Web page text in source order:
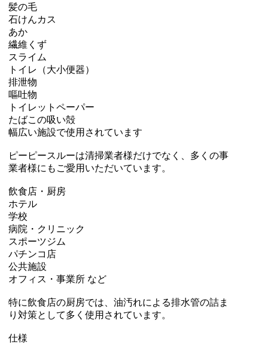
髪の毛
石けんカス
あか
繊維くず
スライム
トイレ（大小便器）
排泄物
嘔吐物
トイレットペーパー
たばこの吸い殻
幅広い施設で使用されています
ピーピースルーは清掃業者様だけでなく、多くの事
業者様にもご愛用いただいています。
飲食店・厨房
ホテル
学校
病院・クリニック
スポーツジム
パチンコ店
公共施設
オフィス・事業所 など
特に飲食店の厨房では、油汚れによる排水管の詰ま
り対策として多く使用されています。
仕様